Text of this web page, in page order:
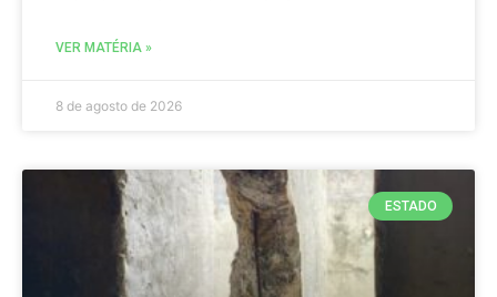
VER MATÉRIA »
8 de agosto de 2026
ESTADO